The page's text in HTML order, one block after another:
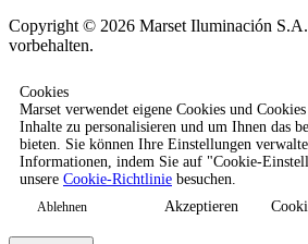
Copyright © 2026 Marset Iluminación
vorbehalten.
Cookies
Marset verwendet eigene Cookies und
Inhalte zu personalisieren und um Ihnen das
bieten. Sie können Ihre Einstellungen
Informationen, indem Sie auf "Cookie-
unsere Cookie-Richtlinie besuchen.
Ablehnen Akzeptieren